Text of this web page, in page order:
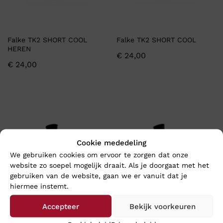
Cookie mededeling
We gebruiken cookies om ervoor te zorgen dat onze
website zo soepel mogelijk draait. Als je doorgaat met het
gebruiken van de website, gaan we er vanuit dat je
hiermee instemt.
Accepteer Bekijk voorkeuren
Falke TK2 SHORT COOL
HEREN
€ 24,00
Falke TK2 SHORT COOL
€ 24,00
Falke TK2 COOL HEREN Falke TK2 COOL DAMES